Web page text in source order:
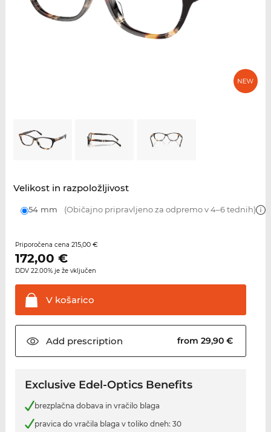
Velikost in razpoložljivost
54 mm (Običajno pripravljeno za odpremo v 4–6 tednih)
Priporočena cena 215,00 €
172,00 €
DDV 22.00% je že vključen
Vkošarico
Add prescription from 29,90 €
Exclusive Edel-Optics Benefits
brezplačna dobava in vračilo blaga
pravica do vračila blaga v toliko dneh: 30